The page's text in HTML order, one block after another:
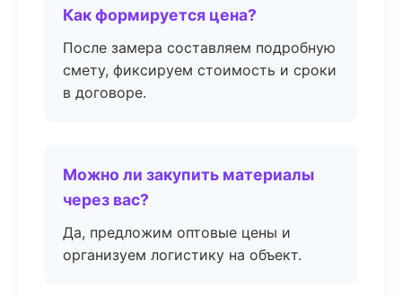
Как формируется цена?
После замера составляем подробную
смету, фиксируем стоимость и сроки
в договоре.
Можно ли закупить материалы
через вас?
Да, предложим оптовые цены и
организуем логистику на объект.